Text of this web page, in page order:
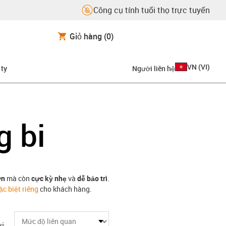
Công cụ tính tuổi thọ trực tuyến
Giỏ hàng (0)
ty Người liên hệ VN (VI)
bi
mà còn cực kỳ nhẹvà dễ bảo trì
biệt riêng cho khách hàng.